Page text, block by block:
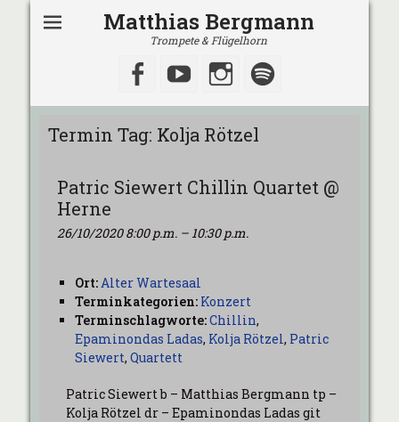
Matthias Bergmann
Trompete & Flügelhorn
Facebook
YouTubeInstagram
Termin Tag: Kolja Rötzel
Patric Siewert Chillin Quartet @
Herne
26/10/2020 8:00 p.m. – 10:30 p.m.
Ort:Alter Wartesaal
Terminkategorien: Konzert
Terminschlagworte:Chillin,
Epaminondas Ladas, Kolja Rötzel, Patric
Siewert, Quartett
Patric Siewert b – Matthias Bergmann tp –
Kolja Rötzel dr – Epaminondas Ladas git